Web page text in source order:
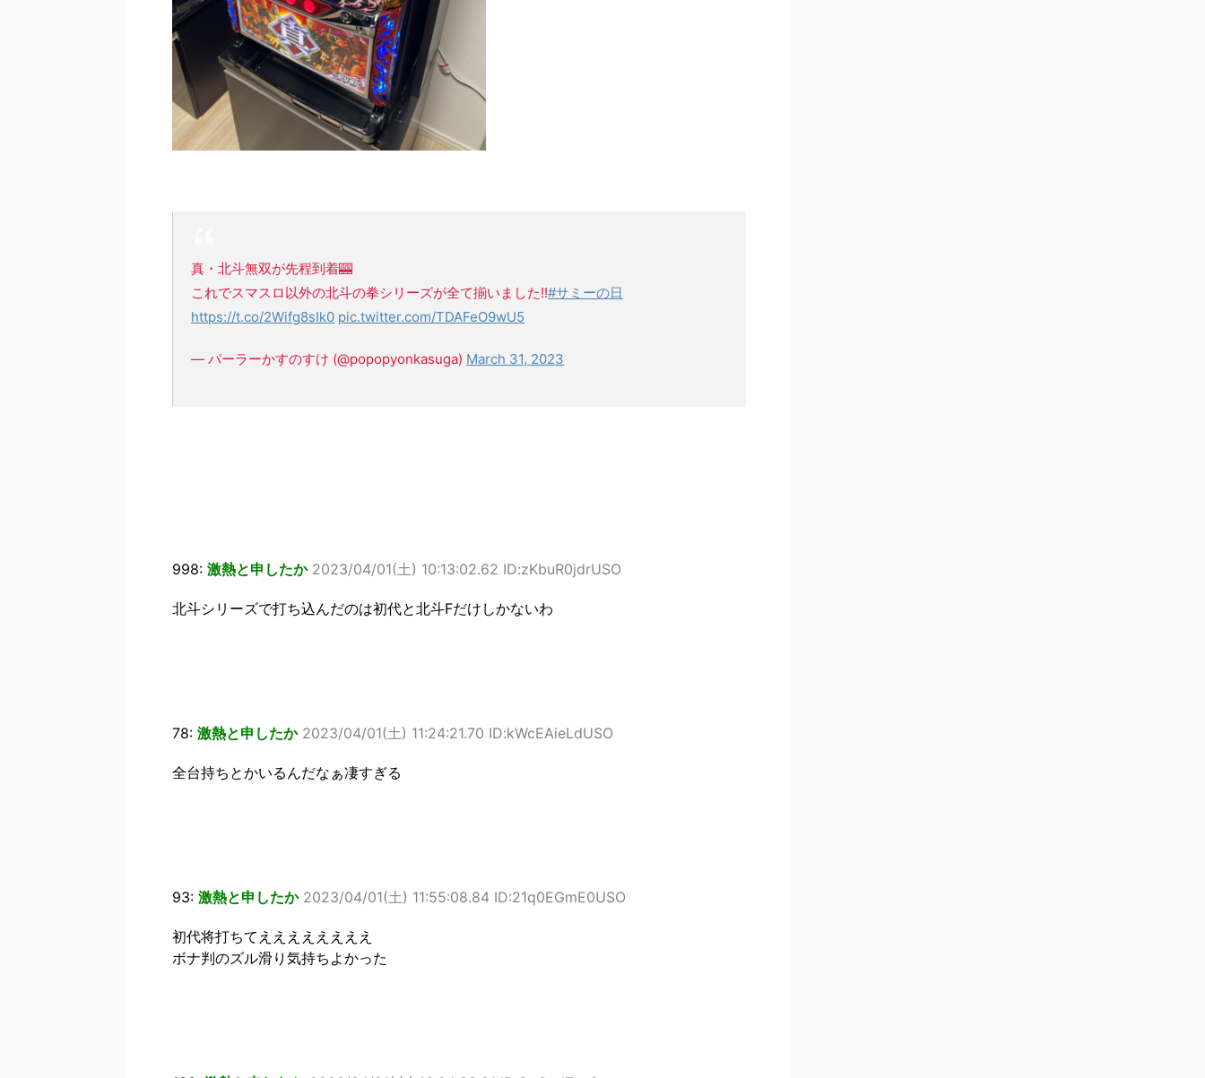
真・北斗無双が先程到着🎰
これでスマスロ以外の北斗の拳シリーズが全て揃いました!!#サミーの日
https://t.co/2Wifg8sIk0 pic.twitter.com/TDAFeO9wU5
— パーラーかすのすけ (@popopyonkasuga) March 31, 2023
998: 激熱と申したか 2023/04/01(土) 10:13:02.62 ID:zKbuR0jdrUSO
北斗シリーズで打ち込んだのは初代と北斗Fだけしかないわ
78: 激熱と申したか 2023/04/01(土) 11:24:21.70 ID:kWcEAieLdUSO
全台持ちとかいるんだなぁ凄すぎる
93: 激熱と申したか 2023/04/01(土) 11:55:08.84 ID:21q0EGmE0USO
初代将打ちてええええええええ
ボナ判のズル滑り気持ちよかった